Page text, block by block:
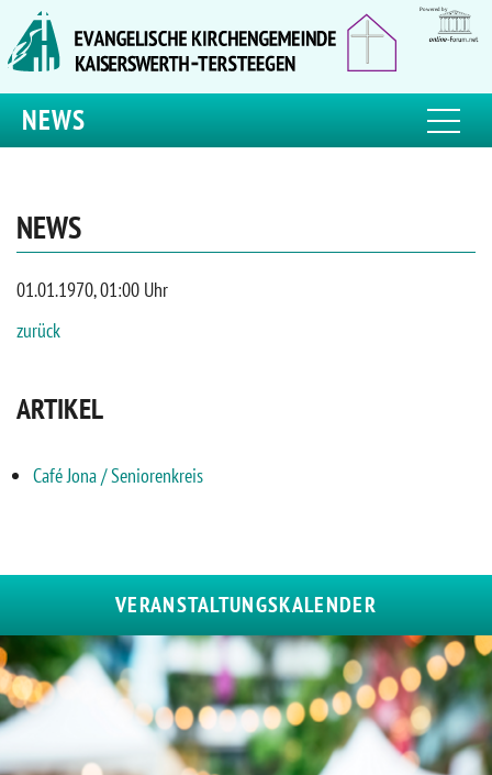
NEWS
NEWS
01.01.1970, 01:00 Uhr
zurück
ARTIKEL
Café Jona / Seniorenkreis
VERANSTALTUNGSKALENDER